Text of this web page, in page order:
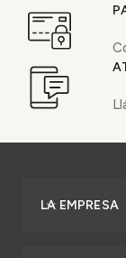
LA EMPRESA